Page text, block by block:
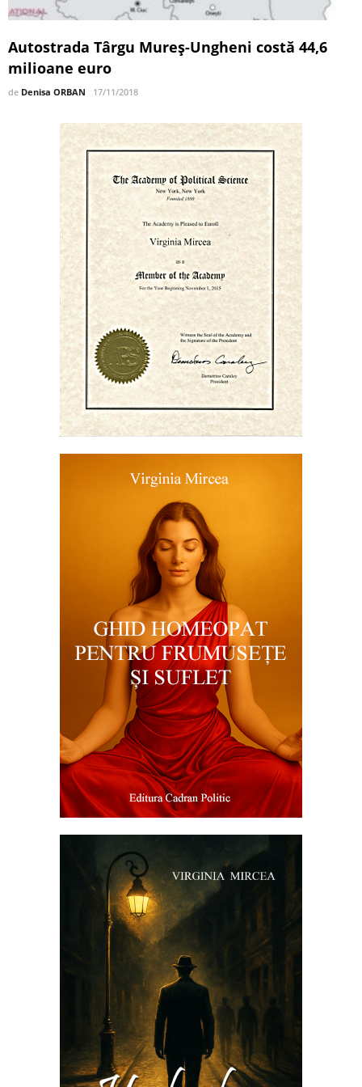
Autostrada Târgu Mureş-Ungheni costă 44,6
milioane euro
de Denisa ORBAN 17/11/2018